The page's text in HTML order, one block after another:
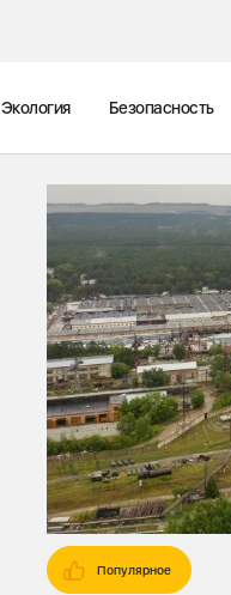
Экология Безопасность
Популярное